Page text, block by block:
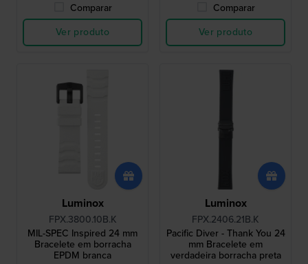
Comparar
Ver produto
Comparar
Ver produto
Luminox
FPX.3800.10B.K
MIL-SPEC Inspired 24 mm
Bracelete em borracha
EPDM branca
Luminox
FPX.2406.21B.K
Pacific Diver - Thank You 24
mm Bracelete em
verdadeira borracha preta